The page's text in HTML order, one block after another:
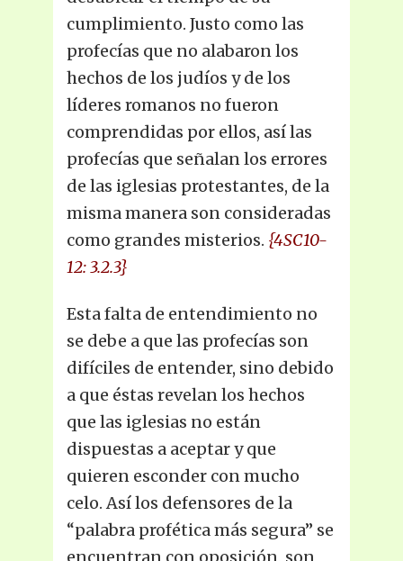
cumplimiento. Justo como las
profecías que no alabaron los
hechos de los judíos y de los
líderes romanos no fueron
comprendidas por ellos, así las
profecías que señalan los errores
de las iglesias protestantes, de la
misma manera son consideradas
como grandes misterios. {4SC10-
12: 3.2.3}
Esta falta de entendimiento no
se debe a que las profecías son
difíciles de entender, sino debido
a que éstas revelan los hechos
que las iglesias no están
dispuestas a aceptar y que
quieren esconder con mucho
celo. Así los defensores de la
“palabra profética más segura” se